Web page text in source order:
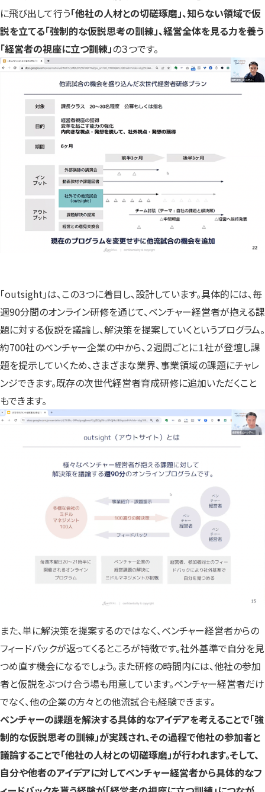
に飛び出して行う「他社の人材との切磋琢磨」、知らない領域で仮
説を立てる「強制的な仮説思考の訓練」、経営全体を見る力を養う
「経営者の視座に立つ訓練」の３つです。
「outsight」は、この３つに着目し、設計しています。具体的には、毎
週90分間のオンライン研修を通じて、ベンチャー経営者が抱える課
題に対する仮説を議論し、解決策を提案していくというプログラム。
約700社のベンチャー企業の中から、２週間ごとに１社が登壇し課
題を提示していくため、さまざまな業界、事業領域の課題にチャレ
ンジできます。既存の次世代経営者育成研修に追加いただくこと
もできます。
また、単に解決策を提案するのではなく、ベンチャー経営者からの
フィードバックが返ってくるところが特徴です。社外基準で自分を見
つめ直す機会になるでしょう。また研修の時間内には、他社の参加
者と仮説をぶつけ合う場も用意しています。ベンチャー経営者だけ
でなく、他の企業の方々との他流試合も経験できます。
ベンチャーの課題を解決する具体的なアイデアを考えることで「強
制的な仮説思考の訓練」が実践され、その過程で他社の参加者と
議論することで「他社の人材との切磋琢磨」が行われます。そして、
自分や他者のアイデアに対してベンチャー経営者から具体的なフ